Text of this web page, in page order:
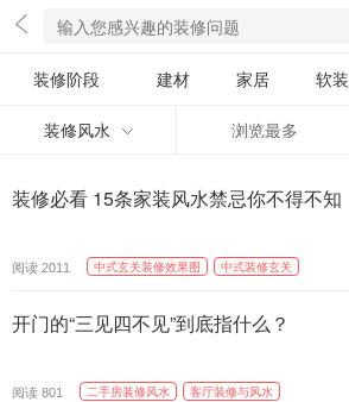
装修阶段 建材 家居 软装
装修风水 浏览最多
装修必看 15条家装风水禁忌你不得不知
阅读 2011 中式玄关装修效果图 中式装修玄关
开门的“三见四不见”到底指什么？
阅读 801 二手房装修风水 客厅装修与风水